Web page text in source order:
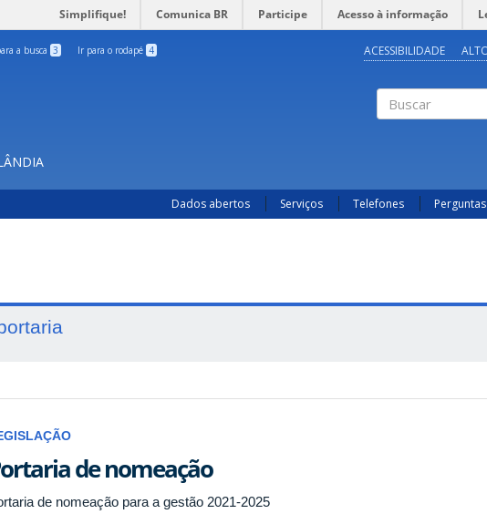
Simplifique! Comunica BR Participe Acesso à informação
a busca 3 Ir para o rodapé 4 ACESSIBILIDADE
Dados abertos Serviços Telefones
de nomeação
de nomeação para a gestão 2021-2025